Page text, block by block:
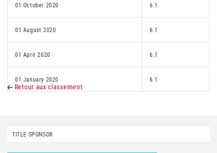
01 October 2020 6.1
01 August 2020 6.1
01 April 2020 6.1
01 January 2020 6.1
Retour aux classement
TITLE SPONSOR